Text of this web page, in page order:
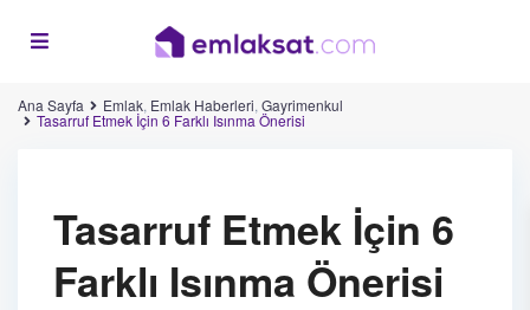
Ana Sayfa Emlak, Emlak Haberleri, Gayrimenkul
Tasarruf Etmek İçin 6 Farklı Isınma Önerisi
Tasarruf Etmek İçin 6
Farklı Isınma Önerisi